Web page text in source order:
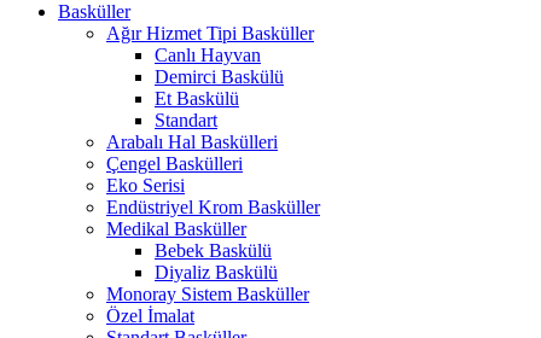
Basküller
Ağır Hizmet Tipi Basküller
Canlı Hayvan
Demirci Baskülü
Et Baskülü
Standart
Arabalı Hal Baskülleri
Çengel Baskülleri
Eko Serisi
Endüstriyel Krom Basküller
Medikal Basküller
Bebek Baskülü
Diyaliz Baskülü
Monoray Sistem Basküller
Özel İmalat